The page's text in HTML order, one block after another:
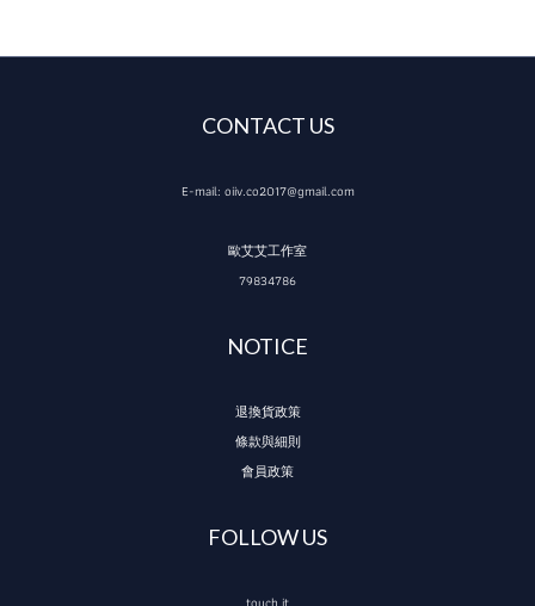
CONTACT US
E-mail: oiiv.co2017@gmail.com
歐艾艾工作室
79834786
NOTICE
退換貨政策
條款與細則
會員政策
FOLLOW US